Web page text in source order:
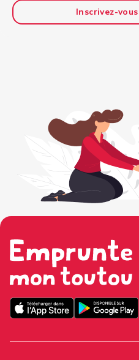
Inscrivez-